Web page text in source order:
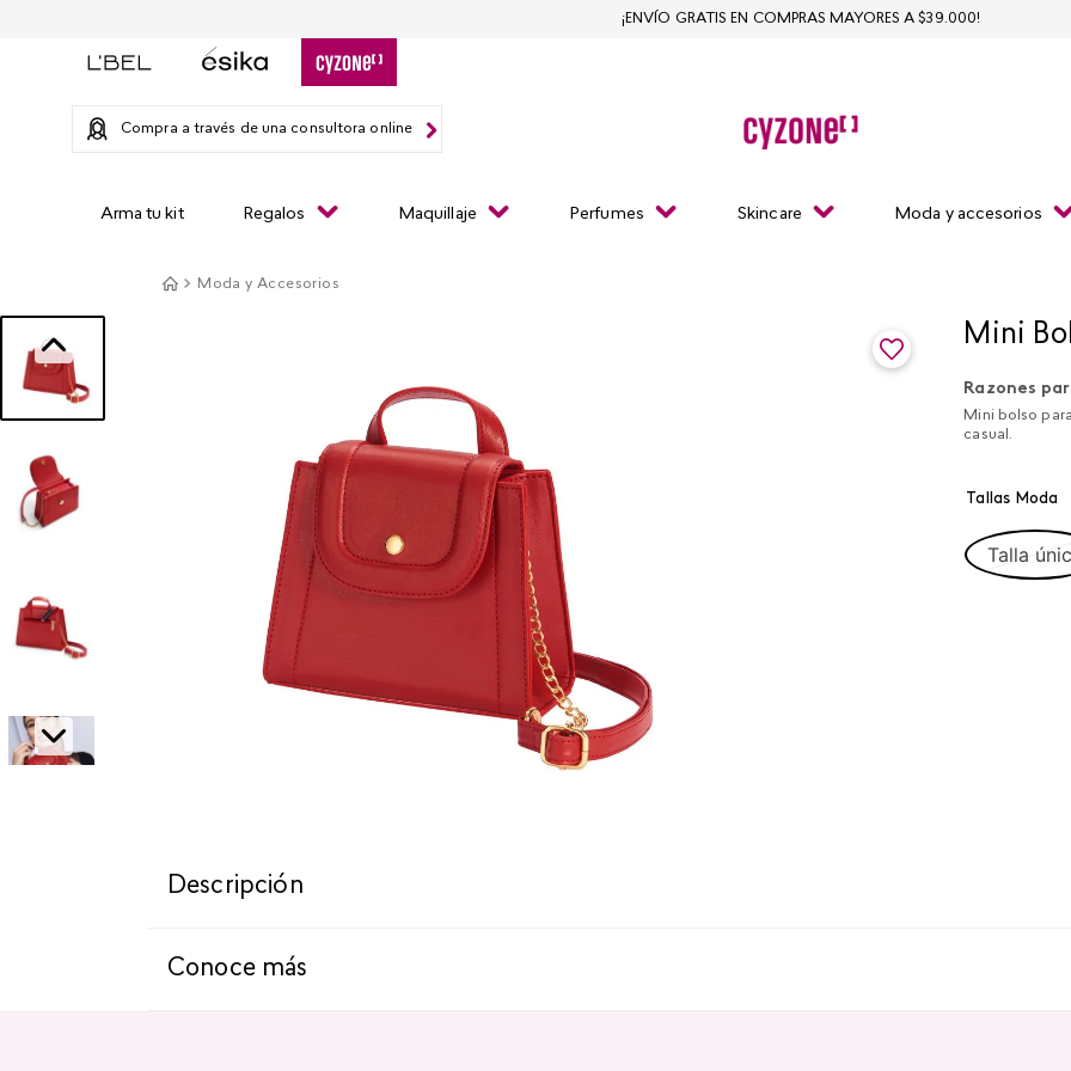
Compra a través de una consultora online
Arma tu kit Regalos Maquillaje Perfumes Skincare Moda y accesorios
¡ENVÍO GRATIS EN COMPRAS MAYORES A $39.000!
Moda y Accesorios
Mini
Razones
Mini bolso
casual.
Tallas Moda
Talla
Descripción
Conoce más